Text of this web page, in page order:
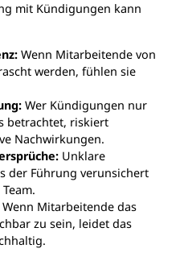
mit Kündigungen kann
Wenn Mitarbeitende von
werden, fühlen sie
Wer Kündigungen nur
betrachtet, riskiert
Nachwirkungen.
Unklare
der Führung verunsichert
Wenn Mitarbeitende das
zu sein, leidet das